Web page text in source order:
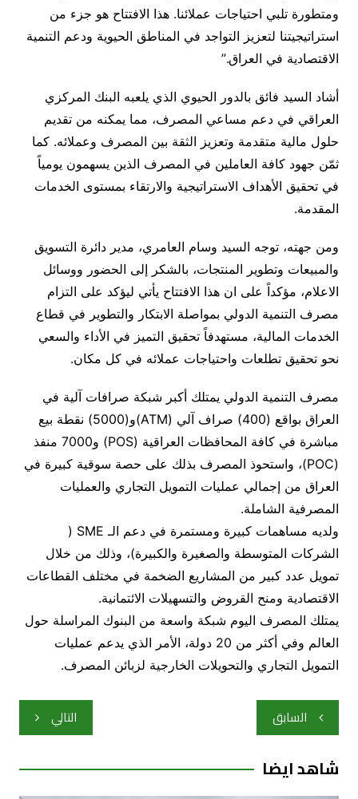
ومتطورة تلبي احتياجات عملائنا. هذا الافتتاح هو جزء من
استراتيجيتنا لتعزيز التواجد في المناطق الحيوية ودعم التنمية
الاقتصادية في العراق.”
أشاد السيد فائق بالدور الحيوي الذي يلعبه البنك المركزي
العراقي في دعم مساعي المصرف، مما يمكنه من تقديم
حلول مالية متقدمة وتعزيز الثقة بين المصرف وعملائه. كما
ثمّن جهود كافة العاملين في المصرف الذين يسهمون يومياً
في تحقيق الأهداف الاستراتيجية والارتقاء بمستوى الخدمات
المقدمة.
ومن جهته، توجه السيد وسام العامري، مدير دائرة التسويق
والمبيعات وتطوير المنتجات، بالشكر إلى الحضور ووسائل
الاعلام، مؤكداً على ان هذا الافتتاح يأتي ليؤكد على التزام
مصرف التنمية الدولي بمواصلة الابتكار والتطوير في قطاع
الخدمات المالية، مستهدفاً تحقيق التميز في الأداء والسعي
نحو تحقيق تطلعات واحتياجات عملائه في كل مكان.
مصرف التنمية الدولي يمتلك أكبر شبكة صرافات آلية في
العراق بواقع (400) صراف آلي (ATM)و(5000) نقطة بيع
مباشرة في كافة المحافظات العراقية (POS) و7000 منفذ
(POC)، واستحوذ المصرف بذلك على حصة سوقية كبيرة في
العراق من إجمالي عمليات التمويل التجاري والعمليات
المصرفية الشاملة.
ولديه مساهمات كبيرة ومستمرة في دعم الـ SME (
الشركات المتوسطة والصغيرة والكبيرة)، وذلك من خلال
تمويل عدد كبير من المشاريع الضخمة في مختلف القطاعات
الاقتصادية ومنح القروض والتسهيلات الائتمانية.
يمتلك المصرف اليوم شبكة واسعة من البنوك المراسلة حول
العالم وفي أكثر من 20 دولة، الأمر الذي يدعم عمليات
التمويل التجاري والتحويلات الخارجية لزبائن المصرف.
تصفّح
المقالات
السابق التالي
شاهد ايضا